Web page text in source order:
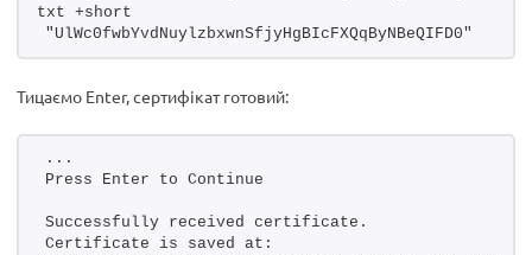
txt +short
"UlWc0fwbYvdNuylzbxwnSfjyHgBIcFXQqByNBeQIFD0"
Тицаємо Enter, сертифікат готовий:
...
Press Enter to Continue
Successfully received certificate.
Certificate is saved at: